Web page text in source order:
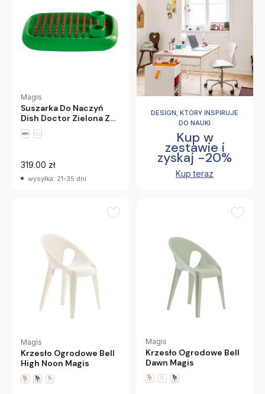
Magis
Suszarka Do Naczyń
Dish Doctor Zielona Z
Pomarańczowymi
Końcówkami Magis
319.00 zł
wysyłka: 21-35 dni
DESIGN, KTÓRY INSPIRUJE
DO NAUKI
Kup w
zestawie i
zyskaj -20%
Kup teraz
Magis
Krzesło Ogrodowe Bell
High Noon Magis
Magis
Krzesło Ogrodowe Bell
Dawn Magis